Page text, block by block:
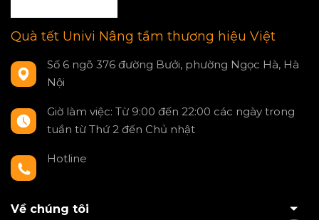
Quà tết Univi Nâng tầm thương hiệu Việt
Số 6 ngõ 376 đường Bưởi, phường Ngọc Hà, Hà
Nội
Giờ làm việc: Từ 9:00 đến 22:00 các ngày trong
tuần từ Thứ 2 đến Chủ nhật
Hotline
Về chúng tôi